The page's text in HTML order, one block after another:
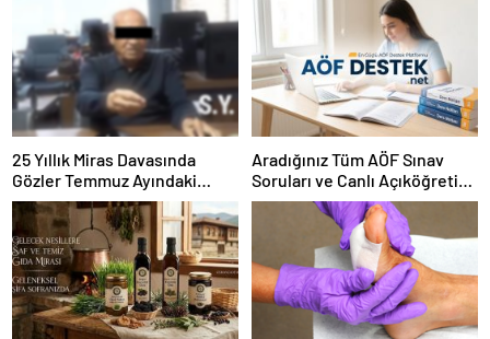
25 Yıllık Miras Davasında
Gözler Temmuz Ayındaki
Karar Duruşmasına Çevrildi
Aradığınız Tüm AÖF Sınav
Soruları ve Canlı Açıköğretim
Forumu Burada